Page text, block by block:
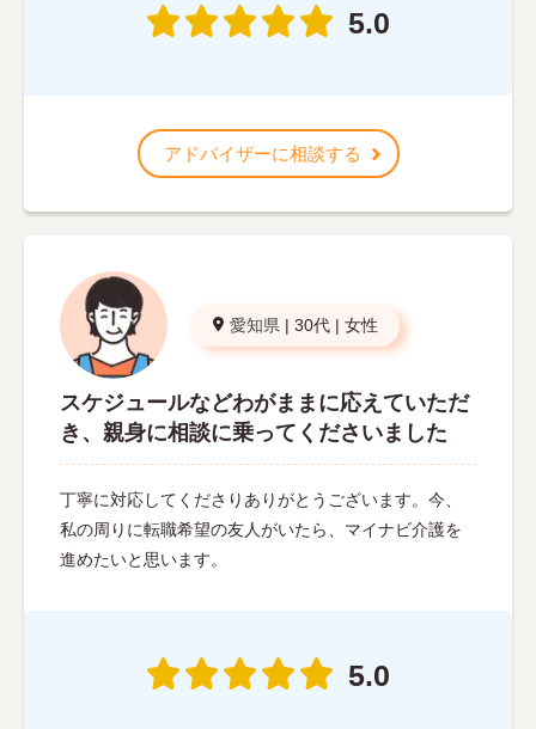
5.0
アドバイザーに相談する
愛知県 | 30代 | 女性
スケジュールなどわがままに応えていただ
き、親身に相談に乗ってくださいました
丁寧に対応してくださりありがとうございます。今、
私の周りに転職希望の友人がいたら、マイナビ介護を
進めたいと思います。
5.0